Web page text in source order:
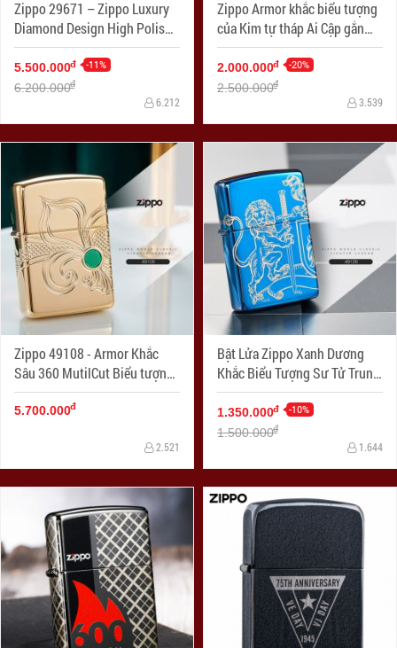
Zippo 29671 – Zippo Luxury
Diamond Design High Polish
Gold Plate
5.500.000đ -11%
6.200.000đ
6.212
Zippo Armor khắc biểu tượng
của Kim tự tháp Ai Cập gắn
Viên pha lê Swarovski
2.000.000đ -20%
2.500.000đ
3.539
Zippo 49108 - Armor Khắc
Sâu 360 MutilCut Biểu tượng
Fleu-De-Lis
5.700.000đ
2.521
Bật Lửa Zippo Xanh Dương
Khắc Biểu Tượng Sư Tử Trung
Cổ
1.350.000đ -10%
1.500.000đ
1.644